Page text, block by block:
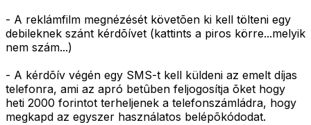
- A reklámfilm megnézését követõen ki kell tölteni egy
debileknek szánt kérdõívet (kattints a piros körre...melyik
nem szám...)
- A kérdõív végén egy SMS-t kell küldeni az emelt díjas
telefonra, ami az apró betûben feljogosítja õket hogy
heti 2000 forintot terheljenek a telefonszámládra, hogy
megkapd az egyszer használatos belépõkódodat.